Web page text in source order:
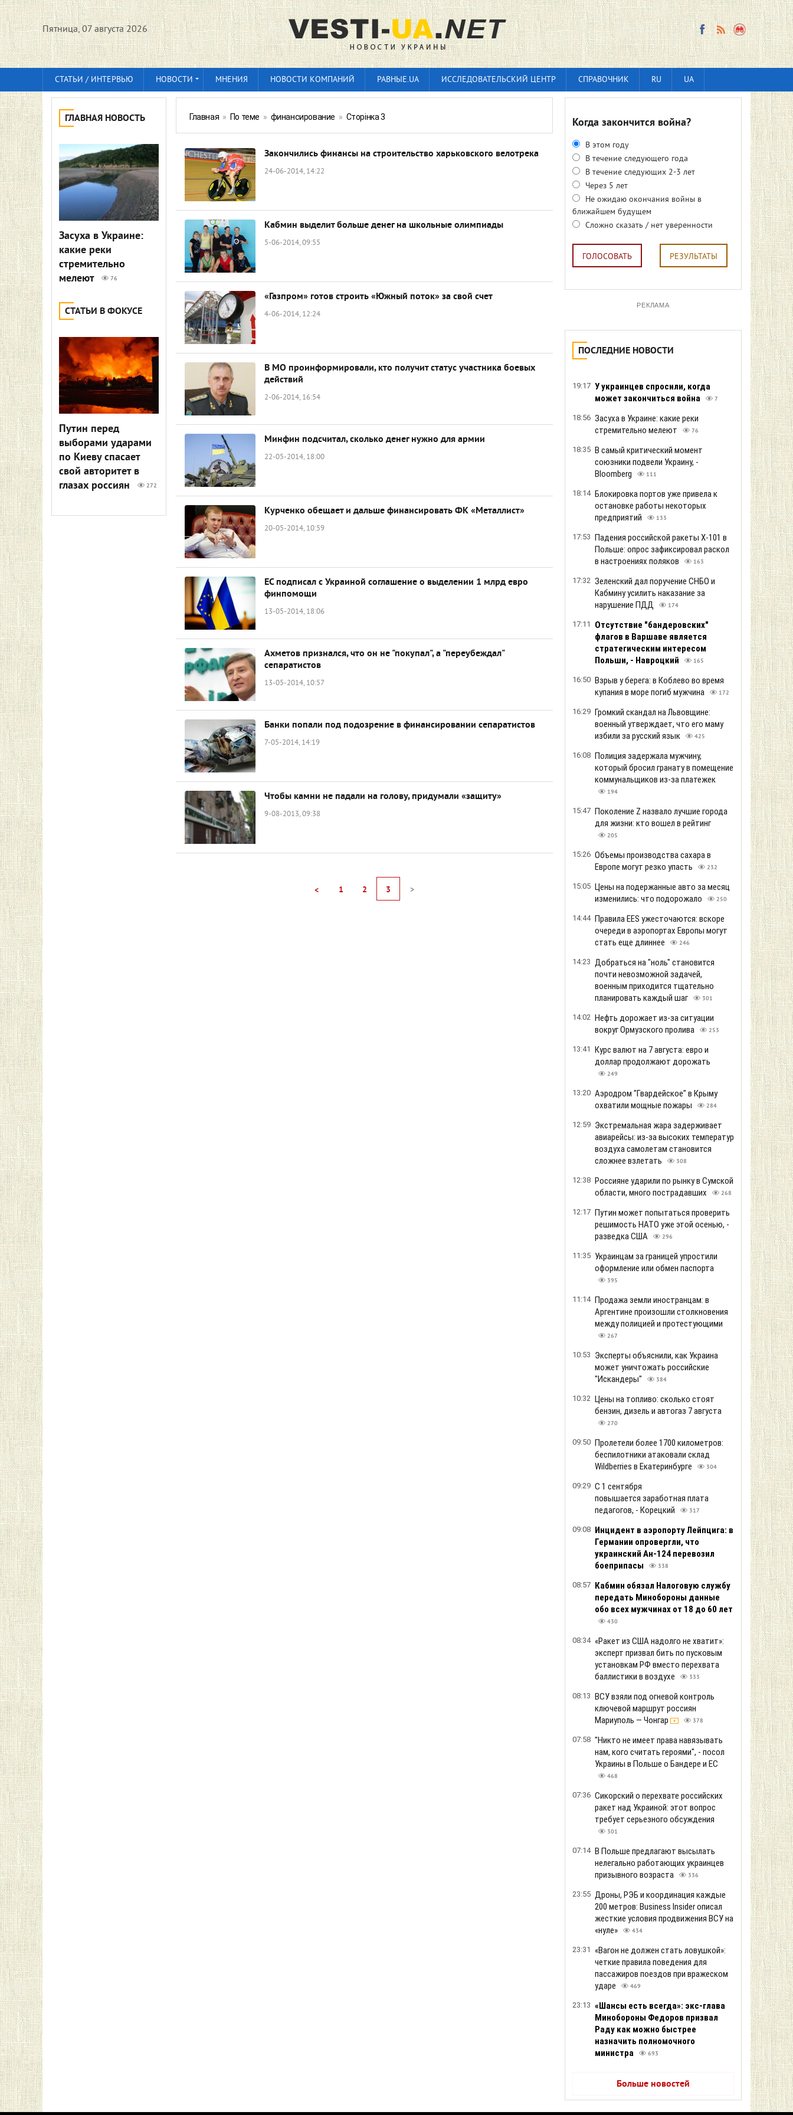
Пятница, 07 августа 2026
СТАТЬИ / ИНТЕРВЬЮ НОВОСТИ МНЕНИЯ НОВОСТИ КОМПАНИЙ РАВНЫЕ.UA ИССЛЕДОВАТЕЛЬСКИЙ ЦЕНТР СПРАВОЧНИК RU UA
ГЛАВНАЯ НОВОСТЬ
Засуха в Украине:
какие реки
стремительно
мелеют
76
СТАТЬИ В ФОКУСЕ
Путин перед
выборами ударами
по Киеву спасает
свой авторитет в
глазах россиян
272
Главная » По теме » финансирование » Сторінка 3
Закончились финансы на строительство харьковского велотрека
24-06-2014, 14:22
Кабмин выделит больше денег на школьные олимпиады
5-06-2014, 09:55
«Газпром» готов строить «Южный поток» за свой счет
4-06-2014, 12:24
В МО проинформировали, кто получит статус участника боевых
действий
2-06-2014, 16:54
Минфин подсчитал, сколько денег нужно для армии
22-05-2014, 18:00
Курченко обещает и дальше финансировать ФК «Металлист»
20-05-2014, 10:59
ЕС подписал с Украиной соглашение о выделении 1 млрд евро
финпомощи
13-05-2014, 18:06
Ахметов признался, что он не "покупал", а "переубеждал"
сепаратистов
13-05-2014, 10:57
Банки попали под подозрение в финансировании сепаратистов
7-05-2014, 14:19
Чтобы камни не падали на голову, придумали «защиту»
9-08-2013, 09:38
< 1 2 3 >
Когда закончится война?
В этом году
В течение следующего года
В течение следующих 2-3 лет
Через 5 лет
Не ожидаю окончания войны в
ближайшем будущем
Сложно сказать / нет уверенности
ГОЛОСОВАТЬ РЕЗУЛЬТАТЫ
РЕКЛАМА
ПОСЛЕДНИЕ НОВОСТИ
19:17 У украинцев спросили, когда
может закончиться война
7
18:56 Засуха в Украине: какие реки
стремительно мелеют
76
18:35 В самый критический момент
союзники подвели Украину, -
Bloomberg
111
18:14 Блокировка портов уже привела к
остановке работы некоторых
предприятий
133
17:53 Падения российской ракеты Х-101 в
Польше: опрос зафиксировал раскол
в настроениях поляков
163
17:32 Зеленский дал поручение СНБО и
Кабмину усилить наказание за
нарушение ПДД
174
17:11
Отсутствие "бандеровских"
флагов в Варшаве является
стратегическим интересом
Польши, - Навроцкий
165
16:50 Взрыв у берега: в Коблево во время
купания в море погиб мужчина
172
16:29 Громкий скандал на Львовщине:
военный утверждает, что его маму
избили за русский язык
425
16:08 Полиция задержала мужчину,
который бросил гранату в помещение
коммунальщиков из-за платежек
194
15:47 Поколение Z назвало лучшие города
для жизни: кто вошел в рейтинг
205
15:26 Объемы производства сахара в
Европе могут резко упасть
232
15:05 Цены на подержанные авто за месяц
изменились: что подорожало
250
14:44 Правила EES ужесточаются: вскоре
очереди в аэропортах Европы могут
стать еще длиннее
246
14:23 Добраться на "ноль" становится
почти невозможной задачей,
военным приходится тщательно
планировать каждый шаг
301
14:02 Нефть дорожает из-за ситуации
вокруг Ормузского пролива
253
13:41 Курс валют на 7 августа: евро и
доллар продолжают дорожать
249
13:20 Аэродром "Гвардейское" в Крыму
охватили мощные пожары
284
12:59 Экстремальная жара задерживает
авиарейсы: из-за высоких температур
воздуха самолетам становится
сложнее взлетать
308
12:38 Россияне ударили по рынку в Сумской
области, много пострадавших
268
12:17 Путин может попытаться проверить
решимость НАТО уже этой осенью, -
разведка США
296
11:35 Украинцам за границей упростили
оформление или обмен паспорта
395
11:14 Продажа земли иностранцам: в
Аргентине произошли столкновения
между полицией и протестующими
267
10:53 Эксперты объяснили, как Украина
может уничтожать российские
"Искандеры"
384
10:32 Цены на топливо: сколько стоят
бензин, дизель и автогаз 7 августа
270
09:50 Пролетели более 1700 километров:
беспилотники атаковали склад
Wildberries в Екатеринбурге
304
09:29 С 1 сентября
повышается заработная плата
педагогов, - Корецкий
317
09:08 Инцидент в аэропорту Лейпцига: в
Германии опровергли, что
украинский Ан-124 перевозил
боеприпасы
338
08:57 Кабмин обязал Налоговую службу
передать Минобороны данные
обо всех мужчинах от 18 до 60 лет
430
08:34 «Ракет из США надолго не хватит»:
эксперт призвал бить по пусковым
установкам РФ вместо перехвата
баллистики в воздухе
333
08:13 ВСУ взяли под огневой контроль
ключевой маршрут россиян
Мариуполь — Чонгар
378
07:58 "Никто не имеет права навязывать
нам, кого считать героями", - посол
Украины в Польше о Бандере и ЕС
468
07:36 Сикорский о перехвате российских
ракет над Украиной: этот вопрос
требует серьезного обсуждения
301
07:14 В Польше предлагают высылать
нелегально работающих украинцев
призывного возраста
336
23:55 Дроны, РЭБ и координация каждые
200 метров: Business Insider описал
жесткие условия продвижения ВСУ на
«нуле»
434
23:31
«Вагон не должен стать ловушкой»:
четкие правила поведения для
пассажиров поездов при вражеском
ударе
469
23:13 «Шансы есть всегда»: экс-глава
Минобороны Федоров призвал
Раду как можно быстрее
назначить полномочного
министра
693
Больше новостей